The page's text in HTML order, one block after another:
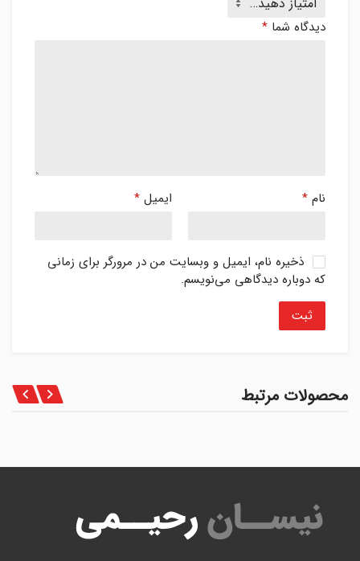
دیدگاه شما *
نام * ایمیل *
ذخیره نام، ایمیل و وبسایت من در مرورگر برای زمانی
که دوباره دیدگاهی می‌نویسم.
محصولات مرتبط